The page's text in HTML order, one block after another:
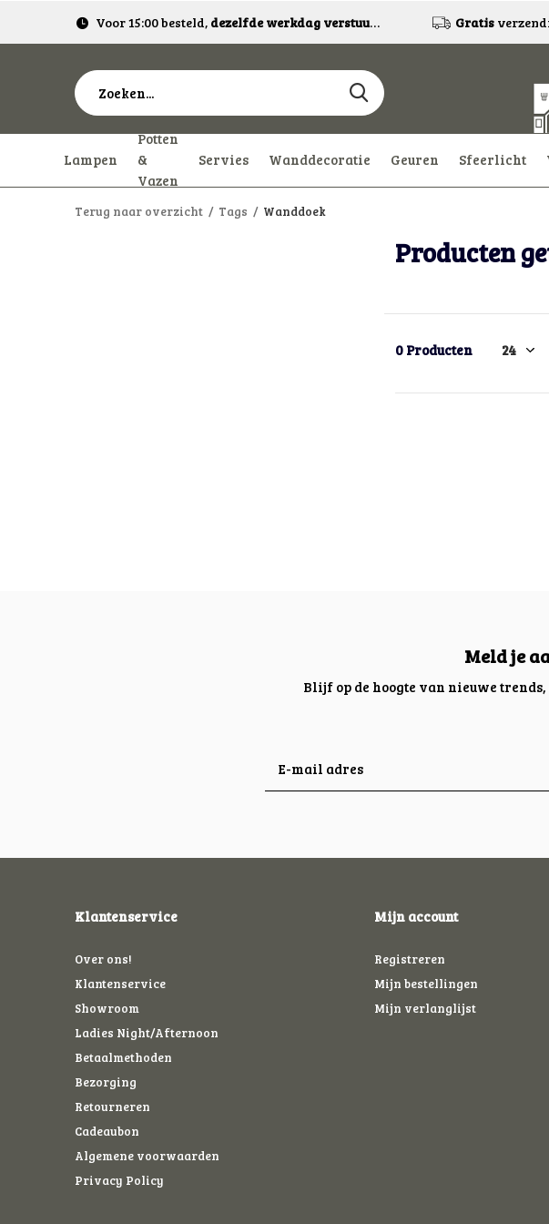
Lampen
Potten
&
Vazen
Servies Wanddecoratie Geuren Sfeerlicht
Voor 15:00 besteld, dezelfde werkdag verstuurd! Gratis
Terug naar overzicht Tags Wanddoek
Producten
0 Producten
Meld je
Blijf op de hoogte van nieuwe
Klantenservice
Over ons!
Klantenservice
Showroom
Ladies Night/Afternoon
Betaalmethoden
Bezorging
Retourneren
Cadeaubon
Algemene voorwaarden
Privacy Policy
Mijn account
Registreren
Mijn bestellingen
Mijn verlanglijst